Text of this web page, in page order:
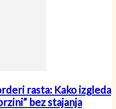
rasta: Kako izgleda
bez stajanja